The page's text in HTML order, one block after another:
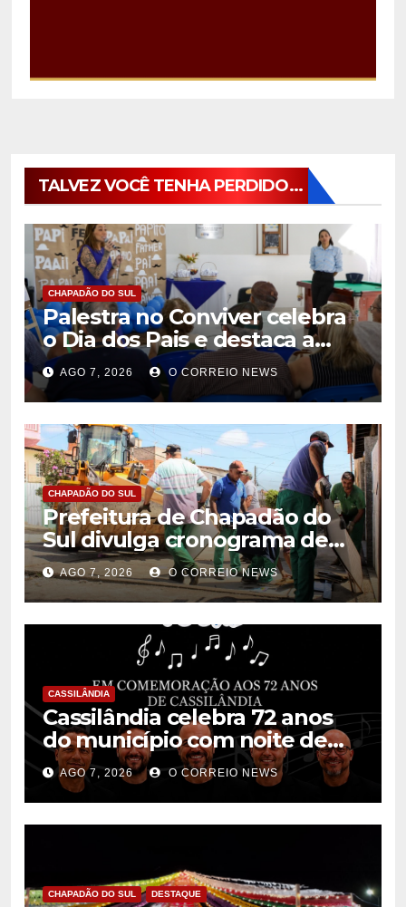
TALVEZ VOCÊ TENHA PERDIDO...
CHAPADÃO DO SUL
Palestra no Conviver celebra
o Dia dos Pais e destaca a
importância da figura paterna
na família
AGO 7, 2026 O CORREIO NEWS
CHAPADÃO DO SUL
Prefeitura de Chapadão do
Sul divulga cronograma de
limpeza de entulhos e bota-
fora para agosto
AGO 7, 2026 O CORREIO NEWS
CASSILÂNDIA
Cassilândia celebra 72 anos
do município com noite de
música, cultura e interação na
Praça São José
AGO 7, 2026 O CORREIO NEWS
CHAPADÃO DO SUL DESTAQUE